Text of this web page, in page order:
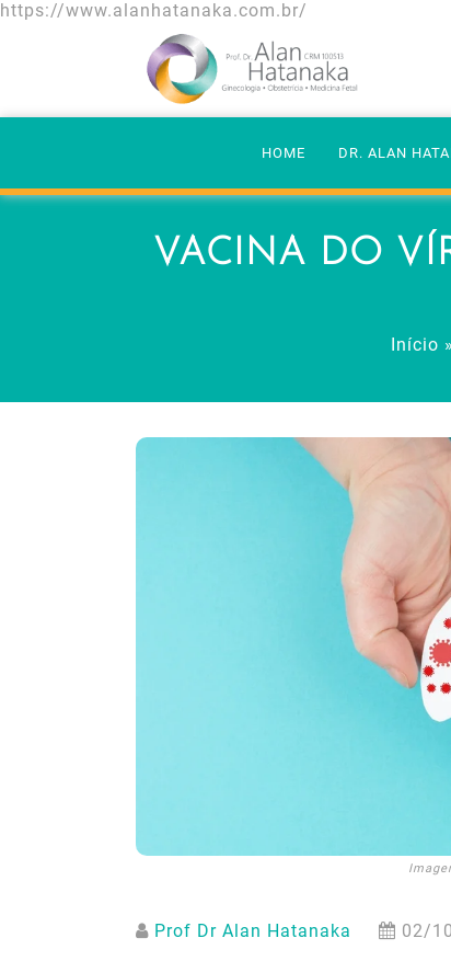
https://www.alanhatanaka.com.br/
HOME DR. ALAN
VACINA DO
Início »
Prof Dr Alan Hatanaka 02/